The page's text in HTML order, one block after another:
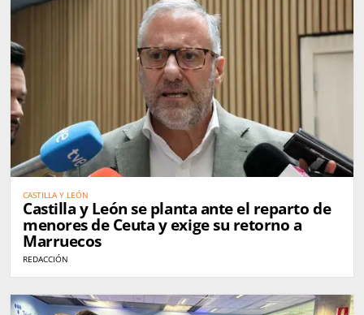
CASTILLA Y LEÓN
Castilla y León se planta ante el reparto de
menores de Ceuta y exige su retorno a
Marruecos
REDACCIÓN